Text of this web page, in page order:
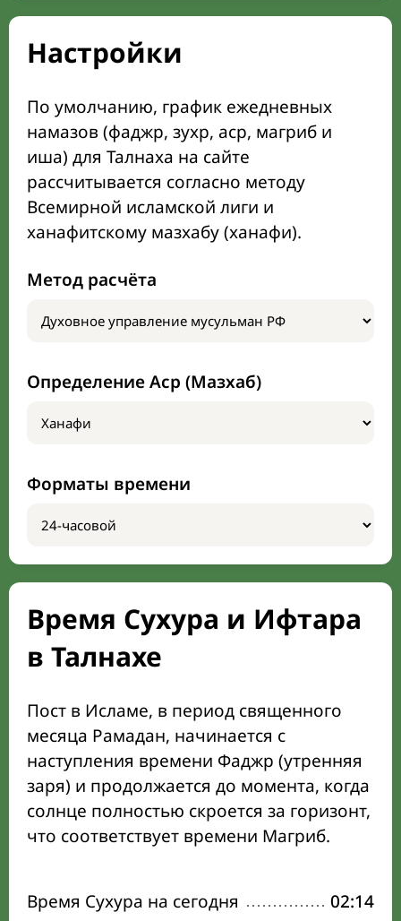
Настройки
По умолчанию, график ежедневных
намазов (фаджр, зухр, аср, магриб и
иша) для Талнаха на сайте
рассчитывается согласно методу
Всемирной исламской лиги и
ханафитскому мазхабу (ханафи).
Метод расчёта
Определение Аср (Мазхаб)
Форматы времени
Время Сухура и Ифтара
в Талнахе
Пост в Исламе, в период священного
месяца Рамадан, начинается с
наступления времени Фаджр (утренняя
заря) и продолжается до момента, когда
солнце полностью скроется за горизонт,
что соответствует времени Магриб.
Время Сухура на сегодня 02:14